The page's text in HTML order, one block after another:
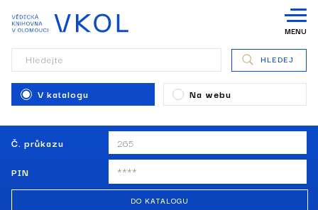
Č. průkazu
PIN
DO KATALOGU
MENU
Hledejte
V katalogu Na webu
HLEDEJ